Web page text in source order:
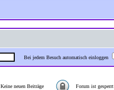
Bei jedem Besuch automatisch einloggen
Keine neuen Beiträge Forum ist gesperrt